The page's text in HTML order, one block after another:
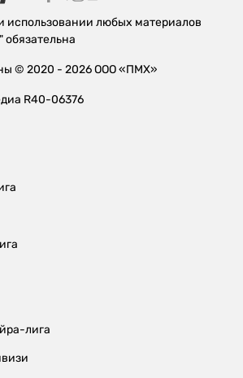
использовании любых материалов
обязательна
© 2020 - 2026 ООО «ПМХ»
R40-06376
лига